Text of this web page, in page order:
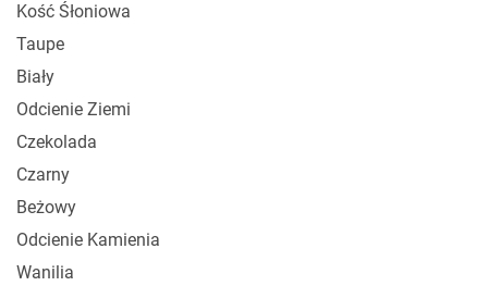
Kość Śłoniowa
Taupe
Biały
Odcienie Ziemi
Czekolada
Czarny
Beżowy
Odcienie Kamienia
Wanilia